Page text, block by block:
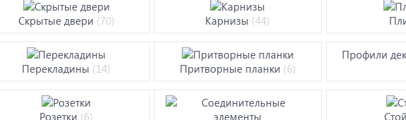
Метизы
ПрофКрепеж
Пропитки для дерева
фасадные панели/плитка/
Скрытые двери (70) Карнизы (44)
Перекладины (14) Притворные планки (6)
Профили
Розетки (6)